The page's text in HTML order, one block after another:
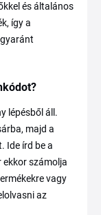
és általános
így a
lépésből áll.
majd a
Ide írd be a
ekkor számolja
vagy
az